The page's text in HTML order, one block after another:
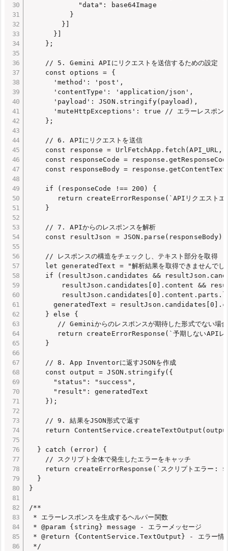
            "data": base64Image
          }
        }]
      }]
    };
    // 5. Gemini APIにリクエストを送信するための設定
    const options = {
      'method': 'post',
      'contentType': 'application/json',
      'payload': JSON.stringify(payload),
'muteHttpExceptions': true // エラーレスポンス
    };
    // 6. APIにリクエストを送信
const response = UrlFetchApp.fetch(API_URL,
const responseCode =
const responseBody =
    if (responseCode !== 200) {
return createErrorResponse(`APIリクエスト
    }
    // 7. APIからのレスポンスを解析
    const resultJson = JSON.parse(responseBody);
    // レスポンスの構造をチェックし、テキスト部分を取得
let generatedText = "解析結果を取得できませんでし
if (resultJson.candidates &&
resultJson.candidates[0].content &&
generatedText =
    } else {
       // Geminiからのレスポンスが期待した形式でない場合
return createErrorResponse(`予期しないAPIレ
    }
    // 8. App Inventorに返すJSONを作成
    const output = JSON.stringify({
      "status": "success",
      "result": generatedText
    });
    // 9. 結果をJSON形式で返す
return
  } catch (error) {
    // スクリプト全体で発生したエラーをキャッチ
return createErrorResponse(`スクリプトエラー:
  }
}
/**
* エラーレスポンスを生成するヘルパー関数
* @param {string} message - エラーメッセージ
* @return {ContentService.TextOutput} - エラー情報を
*/